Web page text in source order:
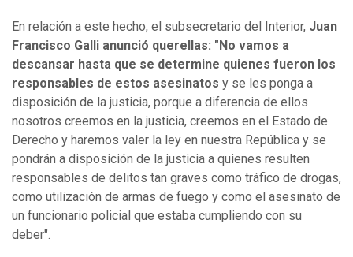
En relación a este hecho, el subsecretario del Interior, Juan
Francisco Galli anunció querellas: "No vamos a
descansar hasta que se determine quienes fueron los
responsables de estos asesinatos y se les ponga a
disposición de la justicia, porque a diferencia de ellos
nosotros creemos en la justicia, creemos en el Estado de
Derecho y haremos valer la ley en nuestra República y se
pondrán a disposición de la justicia a quienes resulten
responsables de delitos tan graves como tráfico de drogas,
como utilización de armas de fuego y como el asesinato de
un funcionario policial que estaba cumpliendo con su
deber".